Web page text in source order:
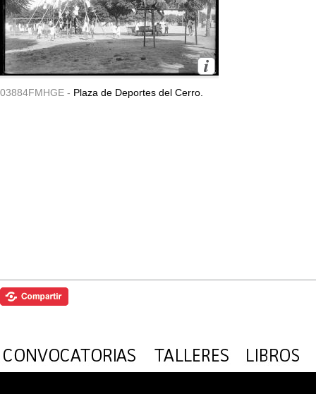
03884FMHGE - Plaza de Deportes del Cerro.